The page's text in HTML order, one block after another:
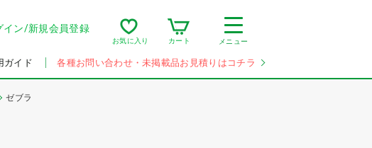
イン/新規会員登録
お気に入り カート メニュー
ガイド 各種お問い合わせ・未掲載品お見積りはコチラ
ゼブラ